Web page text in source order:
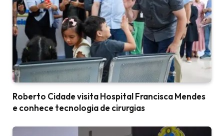
Roberto Cidade visita Hospital Francisca Mendes
e conhece tecnologia de cirurgias